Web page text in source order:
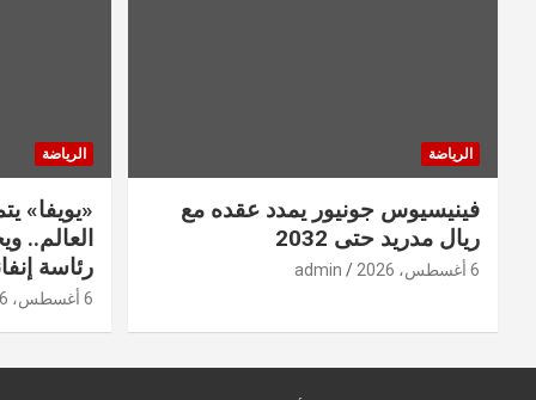
الرياضة
فينيسيوس جونيور يمدد عقده مع
ريال مدريد حتى 2032
6 أغسطس، 2026 admin
الرياضة
«يويفا»
العالم..
رئاسة
6 أغسطس، 2026